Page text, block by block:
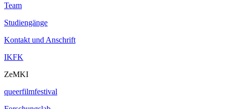
Team
Studiengänge
Kontakt und Anschrift
IKFK
ZeMKI
queerfilmfestival